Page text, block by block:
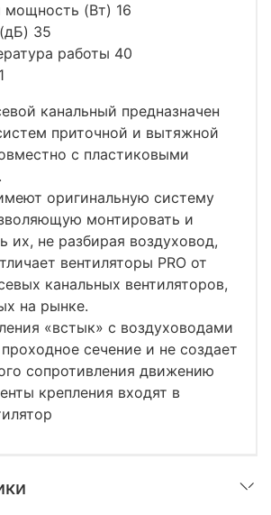
мощность (Вт) 16
35
работы 40
канальный предназначен
приточной и вытяжной
с пластиковыми
оригинальную систему
монтировать и
их, не разбирая воздуховод,
вентиляторы PRO от
канальных вентиляторов,
на рынке.
«встык» с воздуховодами
сечение и не создает
сопротивления движению
крепления входят в